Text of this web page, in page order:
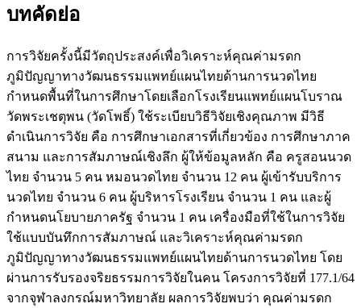
บทคัดย่อ
การวิจัยครั้งนี้มีวัตถุประสงค์เพื่อวิเคราะห์คุณค่ามรดก
ภูมิปัญญาทางวัฒนธรรมแพทย์แผนไทยด้านการนวดไทย
กำหนดพื้นที่ในการศึกษาโดยเลือกโรงเรียนแพทย์แผนโบราณ
วัดพระเชตุพน (วัดโพธิ์) ใช้ระเบียบวิธีวิจัยเชิงคุณภาพ มีวิธี
ดำเนินการวิจัย คือ การศึกษาเอกสารที่เกี่ยวข้อง การศึกษาภาค
สนาม และการสัมภาษณ์เชิงลึก ผู้ให้ข้อมูลหลัก คือ ครูสอนนวด
ไทย จำนวน 5 คน หมอนวดไทย จำนวน 12 คน ผู้เข้ารับบริการ
นวดไทย จำนวน 6 คน ผู้บริหารโรงเรียน จำนวน 1 คน และผู้
กำหนดนโยบายภาครัฐ จำนวน 1 คน เครื่องมือที่ใช้ในการวิจัย
ใช้แบบบันทึกการสัมภาษณ์ และวิเคราะห์คุณค่ามรดก
ภูมิปัญญาทางวัฒนธรรมแพทย์แผนไทยด้านการนวดไทย โดย
ผ่านการรับรองจริยธรรมการวิจัยในคน โครงการวิจัยที่ 177.1/64
จากจุฬาลงกรณ์มหาวิทยาลัย ผลการวิจัยพบว่า คุณค่ามรดก